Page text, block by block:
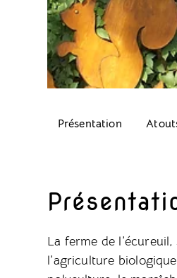
Présentation
La ferme de
l’agriculture